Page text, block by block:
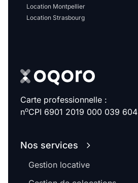
communes
Disponible à partir du
Promotions
Mettre en avant les
Location Montpellier
Location Strasbourg
Carte professionnelle :
noCPI 6901 2019 000 039 604
Nos services
Gestion locative